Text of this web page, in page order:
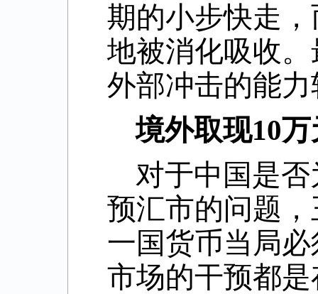
期的小步快走
地被消化吸收
外部冲击的能
境外取现10万
对于中国是
预汇市的问题
一国货币当局
市场的干预都